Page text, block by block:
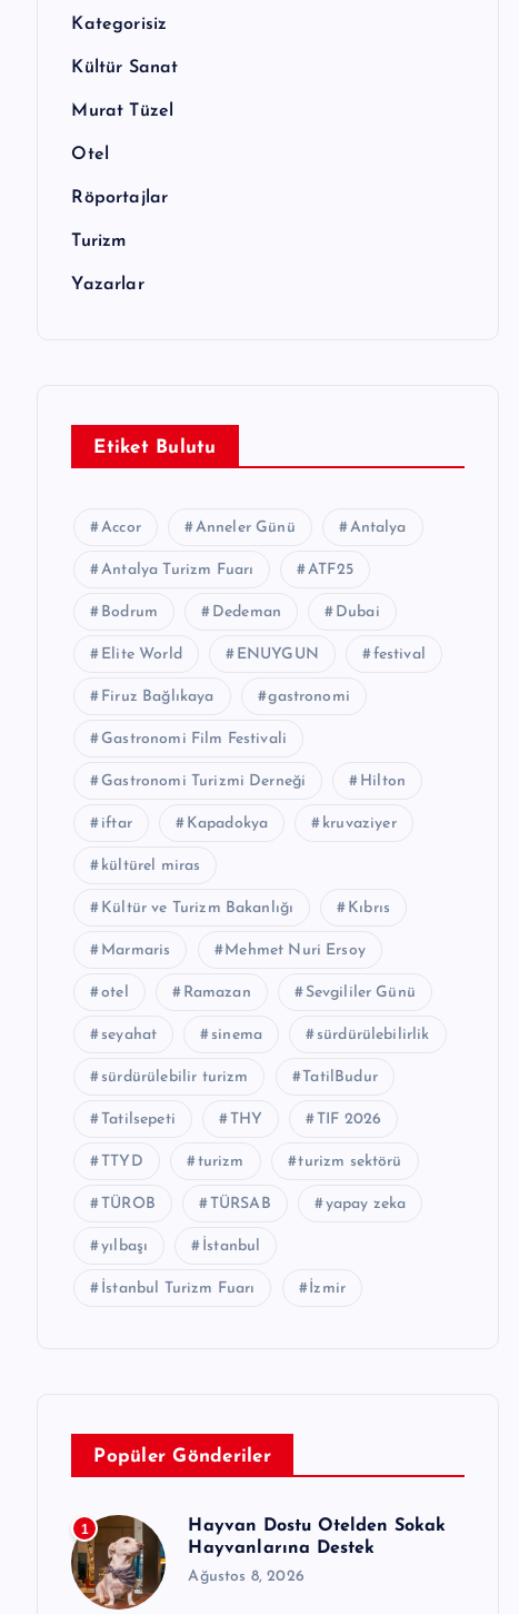
Kategorisiz
Kültür Sanat
Murat Tüzel
Otel
Röportajlar
Turizm
Yazarlar
Etiket Bulutu
Accor Anneler Günü Antalya
Antalya Turizm Fuarı ATF25
Bodrum Dedeman Dubai
Elite World ENUYGUN festival
Firuz Bağlıkaya gastronomi
Gastronomi Film Festivali
Gastronomi Turizmi Derneği Hilton
iftar Kapadokya kruvaziyer
kültürel miras
Kültür ve Turizm Bakanlığı Kıbrıs
Marmaris Mehmet Nuri Ersoy
otel Ramazan Sevgililer Günü
seyahat sinema sürdürülebilirlik
sürdürülebilir turizm TatilBudur
Tatilsepeti THY TIF 2026
TTYD turizm turizm sektörü
TÜROB TÜRSAB yapay zeka
yılbaşı İstanbul
İstanbul Turizm Fuarı İzmir
Popüler Gönderiler
1
Hayvan Dostu Otelden Sokak
Hayvanlarına Destek
Ağustos 8, 2026